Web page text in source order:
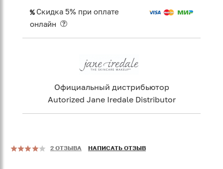
Скидка 5% при оплате
онлайн
Официальный дистрибьютор
Autorized Jane Iredale Distributor
2 ОТЗЫВА НАПИСАТЬ ОТЗЫВ